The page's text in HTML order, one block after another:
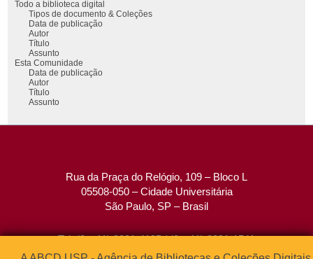
Todo a biblioteca digital
Tipos de documento & Coleções
Data de publicação
Autor
Título
Assunto
Esta Comunidade
Data de publicação
Autor
Título
Assunto
Rua da Praça do Relógio, 109 – Bloco L
05508-050 – Cidade Universitária
São Paulo, SP – Brasil
Tel: (0xx11) 3091-4195 / (0xx11) 3091-1541
Fax: (0xx11) 3091-1567